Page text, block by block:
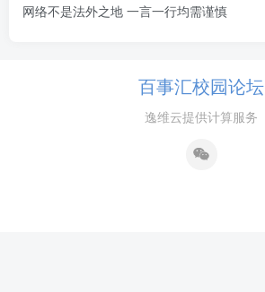
网络不是法外之地 一言一行均需谨慎
百事汇校园论坛
逸维云提供计算服务